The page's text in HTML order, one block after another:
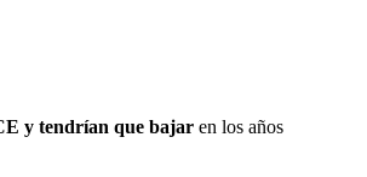
y tendrían que bajar en los años